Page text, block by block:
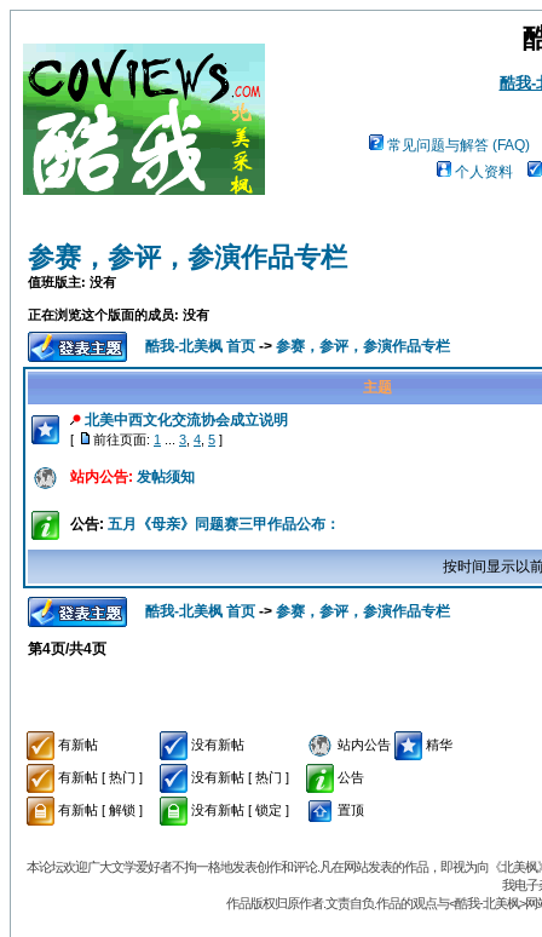
酷我-
常见问题与解答 (FAQ)
个人资料
参赛，参评，参演作品专栏
值班版主: 没有
正在浏览这个版面的成员: 没有
酷我-北美枫 首页 -> 参赛，参评，参演作品专栏
主题
北美中西文化交流协会成立说明
[ 前往页面: 1 3 4 5 ]
站内公告: 发帖须知
公告: 五月《母亲》同题赛三甲作品公布：
按时间显示以
酷我-北美枫 首页 -> 参赛，参评，参演作品专栏
第4页/共4页
有新帖 没有新帖 站内公告 精华
有新帖 [ 热门 ] 没有新帖 [ 热门 ] 公告
有新帖 [ 解锁 ] 没有新帖 [ 锁定 ] 置顶
本论坛欢迎广大文学爱好者不拘一格地发表创作和评论.凡在网站发表的作品，即视为向《北美
我电子
作品版权归原作者.文责自负.作品的观点与<酷我-北美枫>